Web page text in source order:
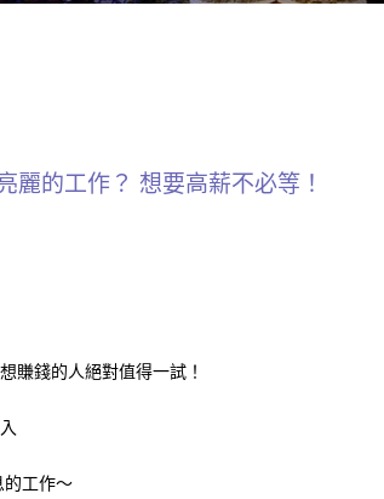
麗的工作？ 想要高薪不必等！
賺錢的人絕對值得一試！
的工作～